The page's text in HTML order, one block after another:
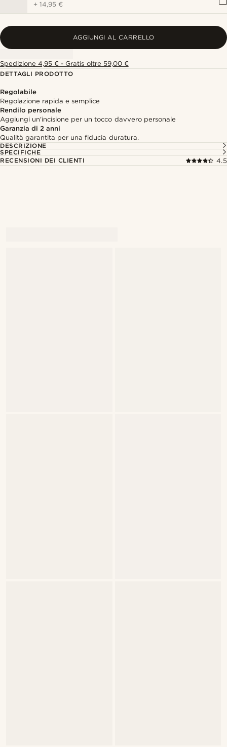
+14,95 €
AGGIUNGI AL CARRELLO
Spedizione 4,95 € - Gratis oltre 59,00 €
DETTAGLI PRODOTTO
Regolabile
Regolazione rapida e semplice
Rendilo personale
Aggiungi un'incisione per un tocco davvero personale
Garanzia di 2 anni
Qualità garantita per una fiducia duratura.
DESCRIZIONE
SPECIFICHE
RECENSIONI DEI CLIENTI
4.5